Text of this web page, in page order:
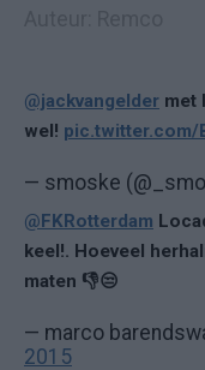
@jackvangelder met
wel! pic.twitter.com/
— smoske
@FKRotterdam
keel!. Hoeveel
maten 👎😒
— marco
2015